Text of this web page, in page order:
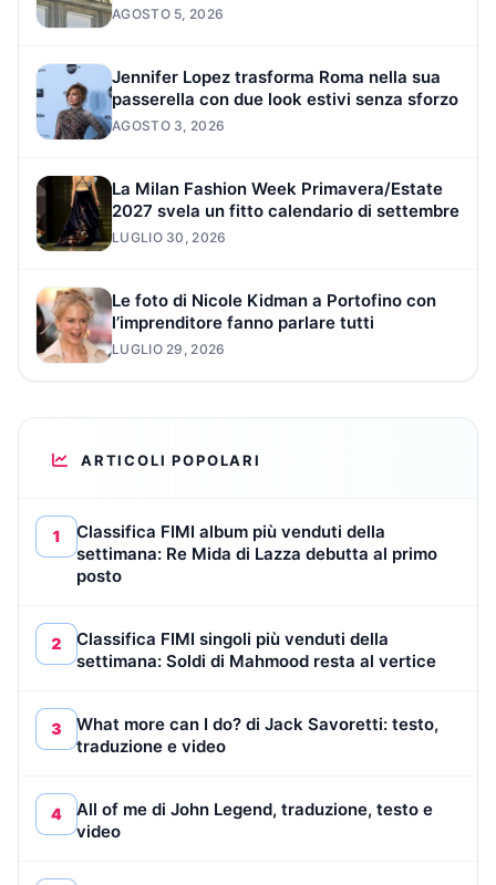
AGOSTO 5, 2026
Jennifer Lopez trasforma Roma nella sua
passerella con due look estivi senza sforzo
AGOSTO 3, 2026
La Milan Fashion Week Primavera/Estate
2027 svela un fitto calendario di settembre
LUGLIO 30, 2026
Le foto di Nicole Kidman a Portofino con
l’imprenditore fanno parlare tutti
LUGLIO 29, 2026
ARTICOLI POPOLARI
1
Classifica FIMI album più venduti della
settimana: Re Mida di Lazza debutta al primo
posto
2
Classifica FIMI singoli più venduti della
settimana: Soldi di Mahmood resta al vertice
3
What more can I do? di Jack Savoretti: testo,
traduzione e video
4
All of me di John Legend, traduzione, testo e
video